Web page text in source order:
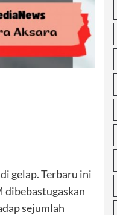
gelap. Terbaru ini
dibebastugaskan
sejumlah